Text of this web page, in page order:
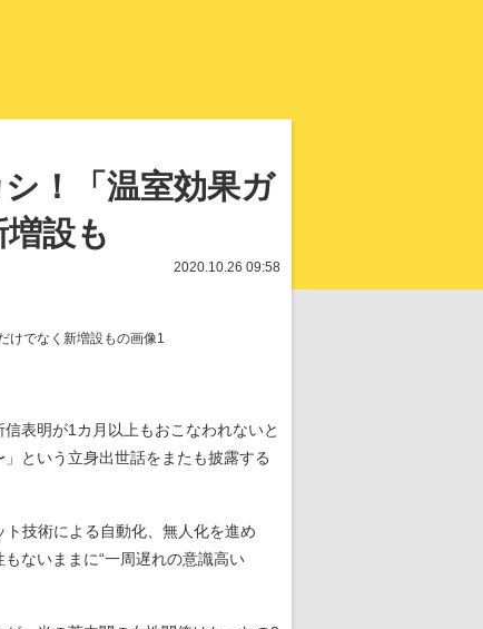
！「温室効果ガ
設も
2020.10.26 09:58
表明が1カ月以上もおこなわれないと
という立身出世話をまたも披露する
技術による自動化、無人化を進め
ないままに“一周遅れの意識高い